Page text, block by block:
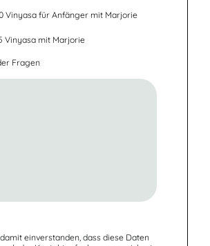
Vinyasa für Anfänger mit Marjorie
Vinyasa mit Marjorie
Fragen
einverstanden, dass diese Daten